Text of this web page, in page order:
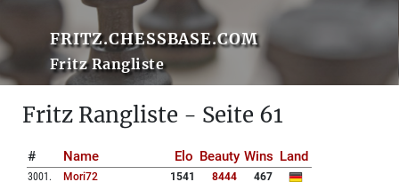
FRITZ.CHESSBASE.COM
Fritz Rangliste
Fritz Rangliste - Seite 61
# Name Elo Beauty Wins Land
3001 . Mori72 1541 8444
467